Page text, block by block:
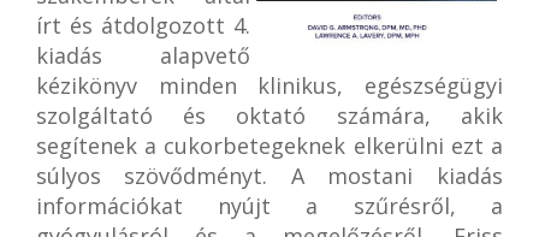
írt és átdolgozott 4.
kiadás alapvető
kézikönyv minden klinikus, egészségügyi
szolgáltató és oktató számára, akik
segítenek a cukorbetegeknek elkerülni ezt a
súlyos szövődményt. A mostani kiadás
információkat nyújt a szűrésről, a